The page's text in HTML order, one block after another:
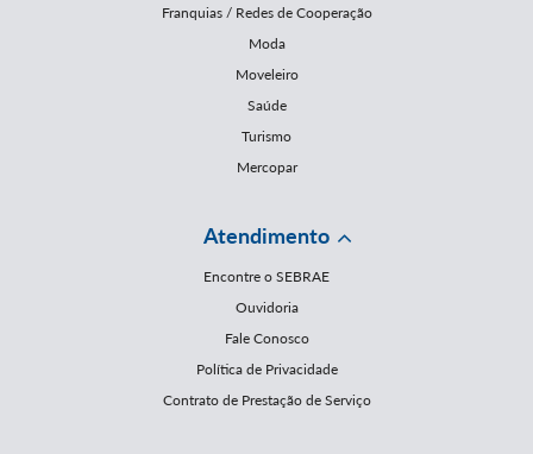
Franquias / Redes de Cooperação
Moda
Moveleiro
Saúde
Turismo
Mercopar
Atendimento
Encontre o SEBRAE
Ouvidoria
Fale Conosco
Política de Privacidade
Contrato de Prestação de Serviço